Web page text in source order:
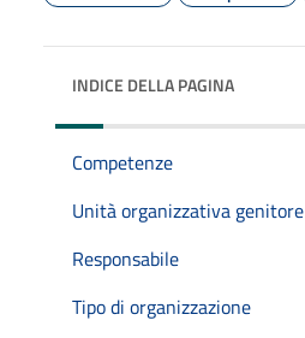
INDICE DELLA PAGINA
Competenze
Unità organizzativa genitore
Responsabile
Tipo di organizzazione